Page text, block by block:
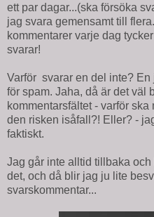
ett par dagar...(ska försöka
jag svara gemensamt till
kommentarer varje dag
svarar!
Varför svarar en del inte? En
för spam. Jaha, då är det väl
kommentarsfältet - varför
den risken isåfall?! Eller? -
faktiskt.
Jag går inte alltid tillbaka
det, och då blir jag ju lite
svarskommentar...